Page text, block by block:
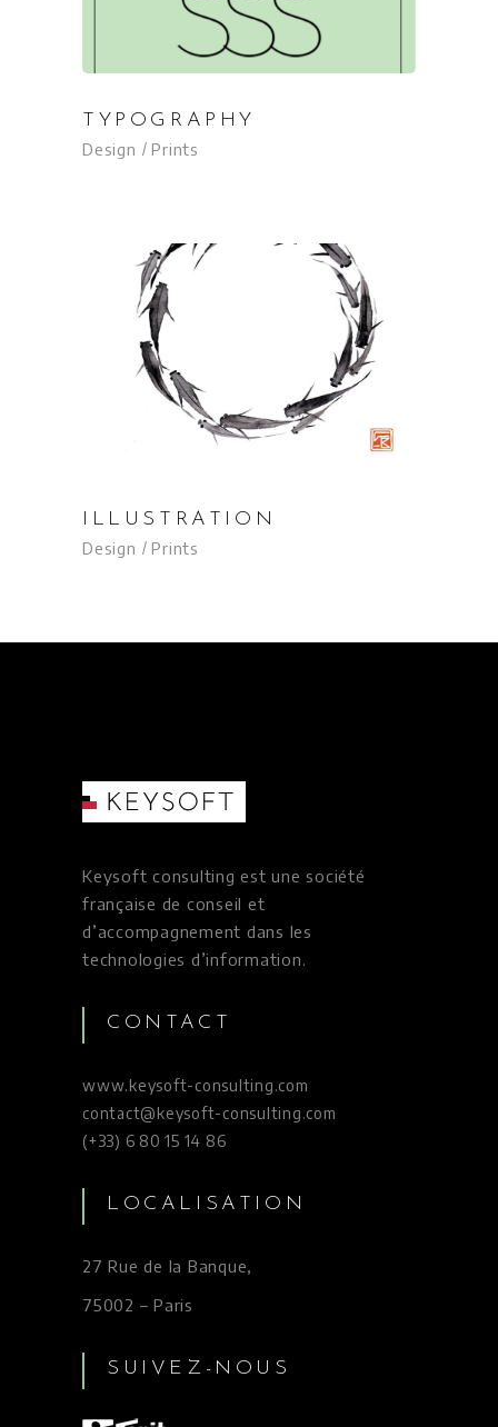
TYPOGRAPHY
Design Prints
ILLUSTRATION
Design Prints
Keysoft consulting est une société
française de conseil et
d’accompagnement dans les
technologies d’information.
CONTACT
www.keysoft-consulting.com
contact@keysoft-consulting.com
(+33) 6 80 15 14 86
LOCALISATION
27 Rue de la Banque,
75002 – Paris
SUIVEZ-NOUS